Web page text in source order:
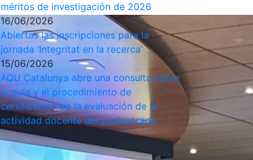
méritos de investigación de 2026
16/06/2026
Abiertas las inscripciones para la
jornada ‘Integritat en la recerca’
15/06/2026
AQU Catalunya abre una consulta sobre
la guía y el procedimiento de
certificación de la evaluación de la
actividad docente del profesorado